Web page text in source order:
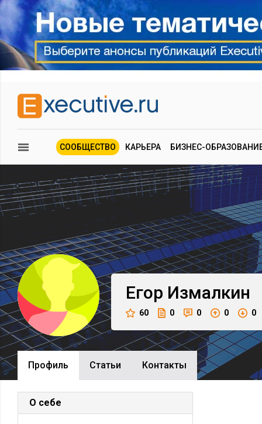
СООБЩЕСТВО КАРЬЕРА БИЗНЕС-
Егор Измалкин
60 0 0 0 0
Профиль Cтатьи Контакты
О себе